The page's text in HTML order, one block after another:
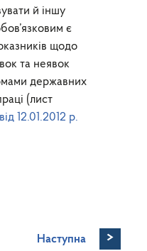
й іншу
є
щодо
та неявок
державних
(лист
від 12.01.2012 р.
Наступна >